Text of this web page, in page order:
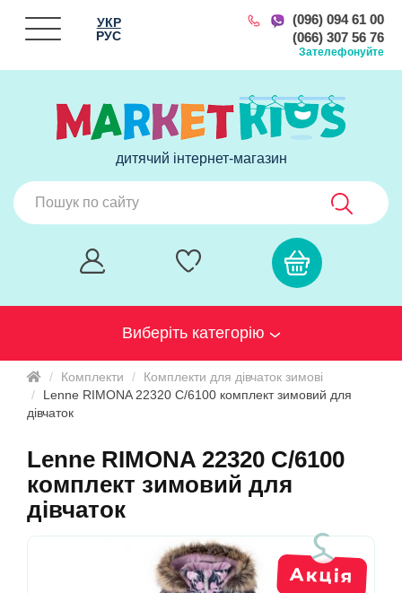
(096) 094 61 00
(066) 307 56 76
Зателефонуйте
УКР
РУС
дитячий інтернет-магазин
Виберіть категорію
Комплекти
Комплекти для дівчаток зимові
Lenne RIMONA 22320 C/6100 комплект зимовий для
дівчаток
Lenne RIMONA 22320 C/6100
комплект зимовий для
дівчаток